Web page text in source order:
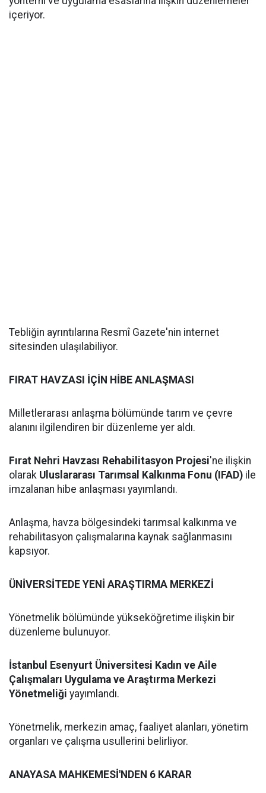
içeriyor.
Tebliğin ayrıntılarına Resmî Gazete'nin internet
sitesinden ulaşılabiliyor.
FIRAT HAVZASI İÇİN HİBE ANLAŞMASI
Milletlerarası anlaşma bölümünde tarım ve çevre
alanını ilgilendiren bir düzenleme yer aldı.
Fırat Nehri Havzası Rehabilitasyon Projesi'ne ilişkin
olarak Uluslararası Tarımsal Kalkınma Fonu (IFAD) ile
imzalanan hibe anlaşması yayımlandı.
Anlaşma, havza bölgesindeki tarımsal kalkınma ve
rehabilitasyon çalışmalarına kaynak sağlanmasını
kapsıyor.
ÜNİVERSİTEDE YENİ ARAŞTIRMA MERKEZİ
Yönetmelik bölümünde yükseköğretime ilişkin bir
düzenleme bulunuyor.
İstanbul Esenyurt Üniversitesi Kadın ve Aile
Çalışmaları Uygulama ve Araştırma Merkezi
Yönetmeliği yayımlandı.
Yönetmelik, merkezin amaç, faaliyet alanları, yönetim
organları ve çalışma usullerini belirliyor.
ANAYASA MAHKEMESİ'NDEN 6 KARAR